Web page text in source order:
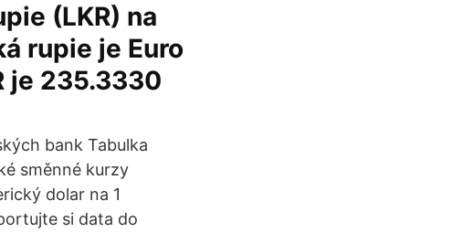
(LKR) na
rupie je Euro
je 235.3330
bank Tabulka
směnné kurzy
dolar na 1
si data do